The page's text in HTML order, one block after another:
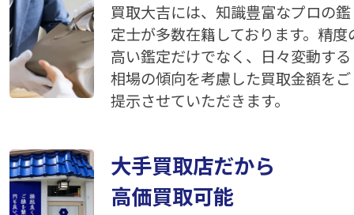
買取大吉には、知識豊富なプロの鑑
定士が多数在籍しております。精度
高い鑑定だけでなく、日々変動する
相場の傾向を考慮した買取金額をご
提示させていただきます。
大手買取店だから
高価買取可能